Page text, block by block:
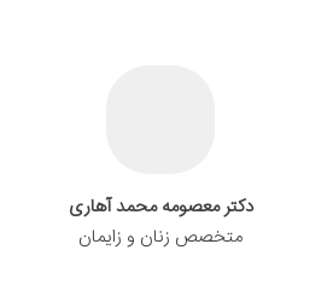
دکتر معصومه محمد آهاری
متخصص زنان و زایمان